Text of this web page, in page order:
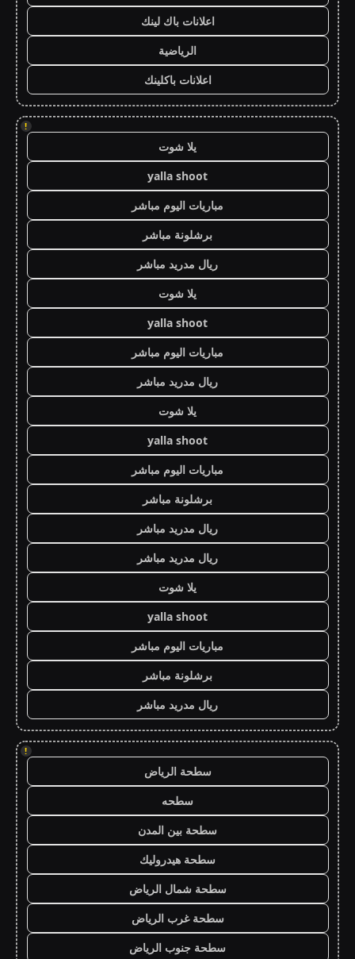
اعلانات باك لينك
الرياضية
اعلانات باكلينك
!
يلا شوت
yalla shoot
مباريات اليوم مباشر
برشلونة مباشر
ريال مدريد مباشر
يلا شوت
yalla shoot
مباريات اليوم مباشر
ريال مدريد مباشر
يلا شوت
yalla shoot
مباريات اليوم مباشر
برشلونة مباشر
ريال مدريد مباشر
ريال مدريد مباشر
يلا شوت
yalla shoot
مباريات اليوم مباشر
برشلونة مباشر
ريال مدريد مباشر
!
سطحة الرياض
سطحه
سطحة بين المدن
سطحة هيدروليك
سطحة شمال الرياض
سطحة غرب الرياض
سطحة جنوب الرياض